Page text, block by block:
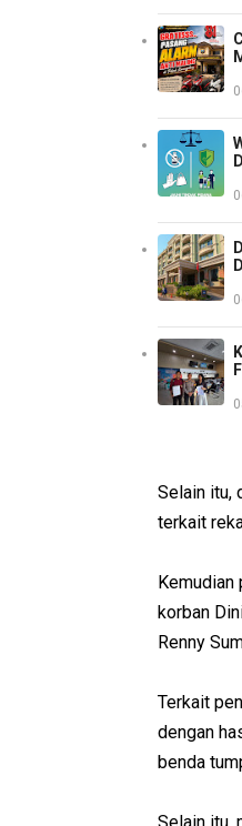
Selain itu,
terkait
korban
Renny
Terkait
dengan
benda